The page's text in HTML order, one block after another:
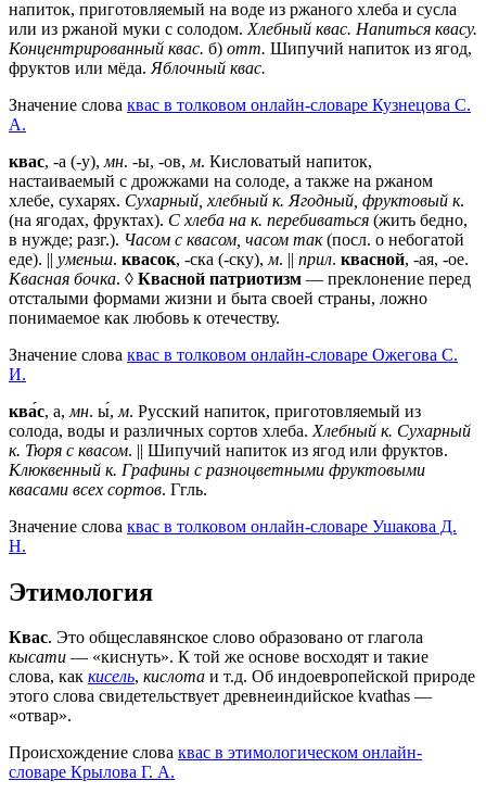
напиток, приготовляемый на воде из ржаного хлеба и сусла
или из ржаной муки с солодом. Хлебный квас. Напиться квасу.
Концентрированный квас. б) отт. Шипучий напиток из ягод,
фруктов или мёда. Яблочный квас.
Значение слова квас в толковом онлайн-словаре Кузнецова С.
А.
квас, -а (-у), мн. -ы, -ов, м. Кисловатый напиток,
настаиваемый с дрожжами на солоде, а также на ржаном
хлебе, сухарях. Сухарный, хлебный к. Ягодный, фруктовый к.
(на ягодах, фруктах). С хлеба на к. перебиваться (жить бедно,
в нужде; разг.). Часом с квасом, часом так(посл. о небогатой
еде). || уменьш. квасок, -ска (-ску), м. || прил. квасной, -ая, -ое.
Квасная бочка. ◊ Квасной патриотизм — преклонение перед
отсталыми формами жизни и быта своей страны, ложно
понимаемое как любовь к отечеству.
Значение слова квас в толковом онлайн-словаре Ожегова C.
И.
ква́с, а, мн. ы́, м. Русский напиток, приготовляемый из
солода, воды и различных сортов хлеба. Хлебный к. Сухарный
к. Тюря с квасом. || Шипучий напиток из ягод или фруктов.
Клюквенный к. Графины с разноцветными фруктовыми
квасами всех сортов. Ггль.
Значение слова квас в толковом онлайн-словаре Ушакова Д.
Н.
Этимология
Квас. Это общеславянское слово образовано от глагола
кысати — «киснуть». К той же основе восходят и такие
слова, как кисель, кислота и т.д. Об индоевропейской природе
этого слова свидетельствует древнеиндийское kvathas —
«отвар».
Происхождение слова квас в этимологическом онлайн-
словаре Крылова Г. А.